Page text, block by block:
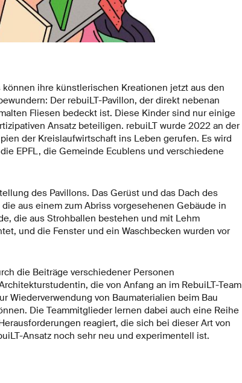
ihre künstlerischen Kreationen jetzt aus den
Der rebuiLT-Pavillon, der direkt nebenan
Fliesen bedeckt ist. Diese Kinder sind nur einige
Ansatz beteiligen. rebuiLT wurde 2022 an der
der Kreislaufwirtschaft ins Leben gerufen. Es wird
EPFL, die Gemeinde Ecublens und verschiedene
des Pavillons. Das Gerüst und das Dach des
aus einem zum Abriss vorgesehenen Gebäude in
die aus Strohballen bestehen und mit Lehm
und die Fenster und ein Waschbecken wurden vor
die Beiträge verschiedener Personen
die von Anfang an im RebuiLT-Team
Wiederverwendung von Baumaterialien beim Bau
Die Teammitglieder lernen dabei auch eine Reihe
reagiert, die sich bei dieser Art von
Ansatz noch sehr neu und experimentell ist.